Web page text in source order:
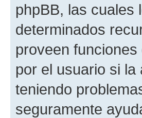
phpBB, las cuales
determinados
proveen
por el usuario si
teniendo
seguramente